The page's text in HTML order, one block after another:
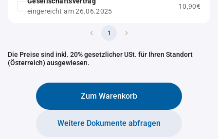
eingereicht am 26.06.2025
10,90€
1
Die Preise sind inkl. 20% gesetzlicher USt. für Ihren Standort
(Österreich) ausgewiesen.
Zum Warenkorb
Weitere Dokumente abfragen